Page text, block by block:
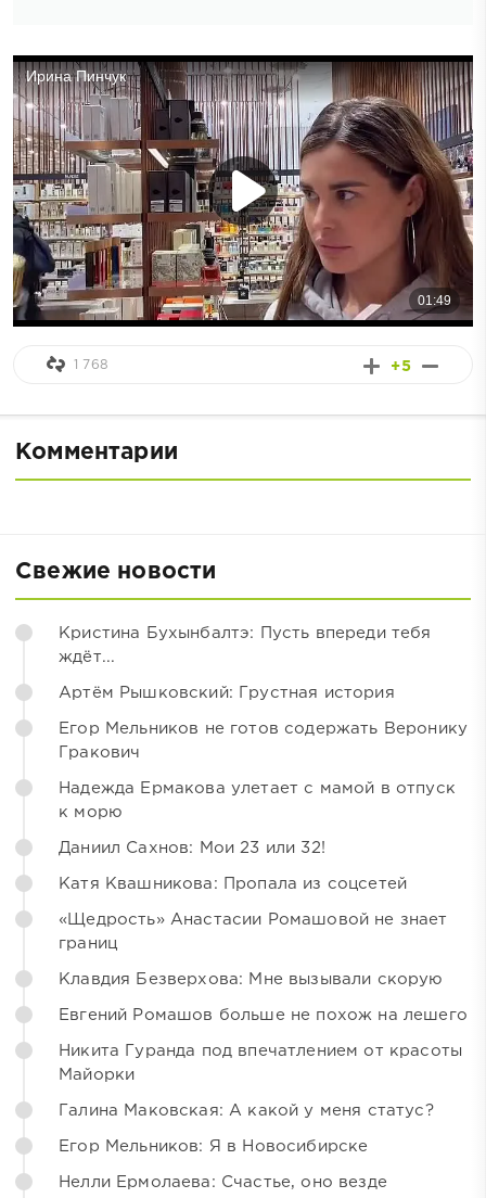
+5
1 768
Комментарии
Свежие новости
Кристина Бухынбалтэ: Пусть впереди тебя
ждёт...
Артём Рышковский: Грустная история
Егор Мельников не готов содержать Веронику
Гракович
Надежда Ермакова улетает с мамой в отпуск
к морю
Даниил Сахнов: Мои 23 или 32!
Катя Квашникова: Пропала из соцсетей
«Щедрость» Анастасии Ромашовой не знает
границ
Клавдия Безверхова: Мне вызывали скорую
Евгений Ромашов больше не похож на лешего
Никита Гуранда под впечатлением от красоты
Майорки
Галина Маковская: А какой у меня статус?
Егор Мельников: Я в Новосибирске
Нелли Ермолаева: Счастье, оно везде